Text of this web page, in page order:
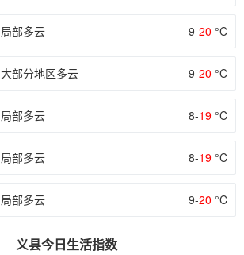
局部多云 9-20 °C
大部分地区多云 9-20 °C
局部多云 8-19 °C
局部多云 8-19 °C
局部多云 9-20 °C
义县今日生活指数